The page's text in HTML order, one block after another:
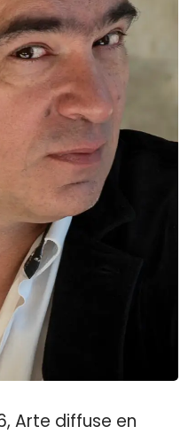
Arte diffuse en